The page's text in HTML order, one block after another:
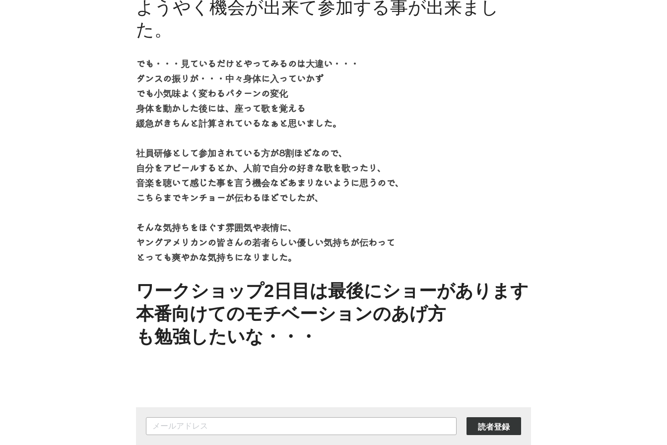
でも・・・見ているだけとやってみるのは大違い・・・
ダンスの振りが・・・中々身体に入っていかず
身体を動かした後には、座って歌を覚える
緩急がきちんと計算されているなぁと思いました。
社員研修として参加されている方が8割ほどなので、
自分をアピールするとか、人前で自分の好きな歌を歌ったり、
こちらまでキンチョーが伝わるほどでしたが、
そんな気持ちをほぐす雰囲気や表情に、
ヤングアメリカンの皆さんの若者らしい優しい気持ちが伝わって
ワークショップ2日目は最後にショーがあります
本番向けてのモチベーションのあげ方
も勉強したいな・・・
前へ
自分の研修・・・ ヤングアメリカン２日目・・・